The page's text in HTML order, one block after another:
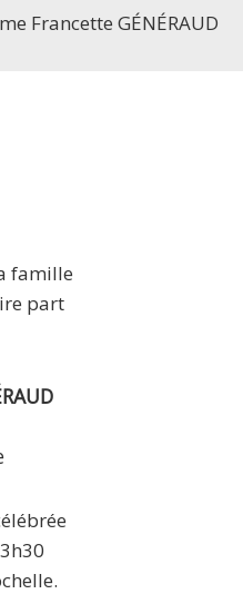
Francette GÉNÉRAUD
famille
part